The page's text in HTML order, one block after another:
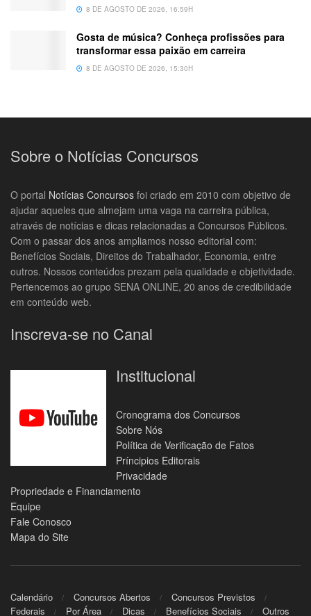
8 DE AGOSTO DE 2026, 16:59H
Gosta de música? Conheça profissões para
transformar essa paixão em carreira
8 DE AGOSTO DE 2026, 15:30H
Sobre o Notícias Concursos
O portal Notícias Concursos foi criado em 2010 com objetivo de
ajudar aqueles que almejam uma vaga na carreira pública,
através de notícias e dicas relacionadas a Concursos Públicos.
Com o passar dos anos ampliamos nosso editorial com:
Benefícios Sociais, Direitos do Trabalhador, Economia, entre
outros. Nossos conteúdos prezam pela qualidade e objetividade.
Pertencemos ao grupo SENA ONLINE, 20 anos de credibilidade
em conteúdo web.
Inscreva-se no Canal
Institucional
Cronograma dos Concursos
Sobre Nós
Política de Verificação de Fatos
Príncipios Editorais
Privacidade
Propriedade e Financiamento
Equipe
Fale Conosco
Mapa do Site
Calendário Concursos Abertos
Concursos Previstos
Federais
Por Área Dicas Benefícios Sociais Outros